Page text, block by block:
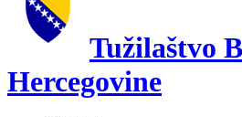
Tužilaštvo
Hercegovine